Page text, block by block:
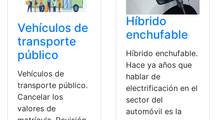
Vehículos de
transporte
público
Vehículos de
transporte público.
Cancelar los
valores de
Híbrido
enchufable
Híbrido enchufable.
Hace ya años que
hablar de
electrificación en el
sector del
automóvil es la